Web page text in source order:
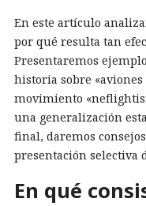
En este artículo
por qué resulta tan
Presentaremos
historia sobre
movimiento
una generalización
final, daremos
presentación selectiva
En qué